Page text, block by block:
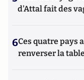
d'Attal fait des
6Ces quatre pays
renverser la